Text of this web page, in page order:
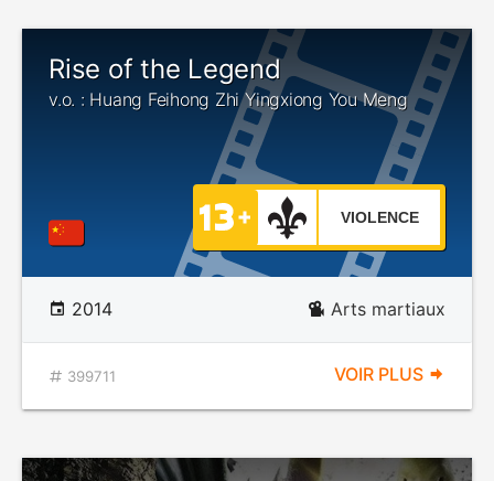
Rise of the Legend
v.o. : Huang Feihong Zhi Yingxiong You Meng
VIOLENCE
2014 Arts martiaux
399711 VOIR PLUS